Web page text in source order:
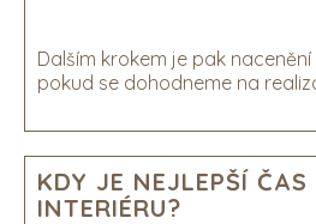
Dalším krokem je pak
pokud se dohodneme na
KDY JE NEJLEPŠÍ
INTERIÉRU?